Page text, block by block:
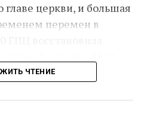
главе церкви, и большая
перемен в
летнего главы Церкви
на 17 марта: он был
медицинский центр с
ЧТЕНИЕ